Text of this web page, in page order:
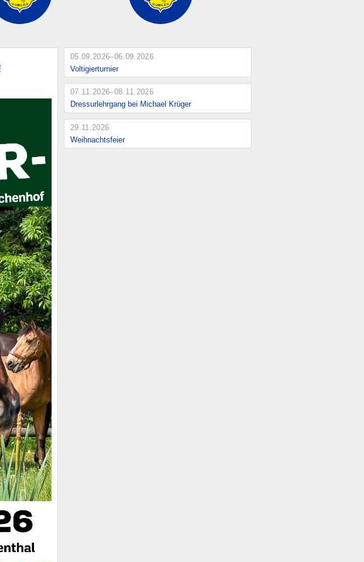
05.09.2026–06.09.2026
Voltigierturnier
07.11.2026–08.11.2026
Dressurlehrgang bei Michael Krüger
29.11.2026
Weihnachtsfeier